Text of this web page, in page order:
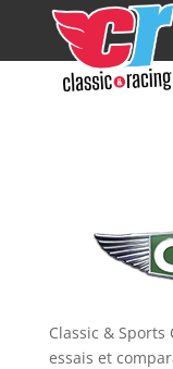
Classic &
essais et